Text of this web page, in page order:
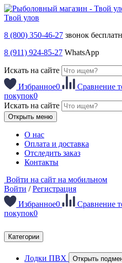
Твой улов
8 (800) 350-46-27 звонок
8 (911) 924-85-27 WhatsApp
Искать на сайте
Избранное0 Сравнение
покупок0
Искать на сайте
Открыть меню
О нас
Оплата и доставка
Отследить заказ
Контакты
Войти на сайт на мобильном
Войти /Регистрация
Избранное0 Сравнение
покупок0
Категории
Лодки ПВХ Открыть